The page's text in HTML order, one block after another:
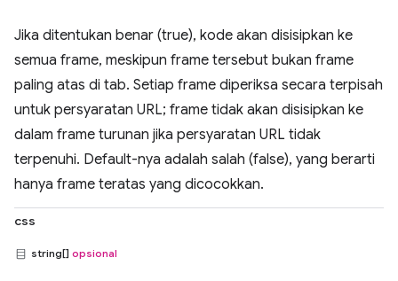
Jika ditentukan benar (true), kode akan disisipkan ke
semua frame, meskipun frame tersebut bukan frame
paling atas di tab. Setiap frame diperiksa secara terpisah
untuk persyaratan URL; frame tidak akan disisipkan ke
dalam frame turunan jika persyaratan URL tidak
terpenuhi. Default-nya adalah salah (false), yang berarti
hanya frame teratas yang dicocokkan.
css
string[] opsional